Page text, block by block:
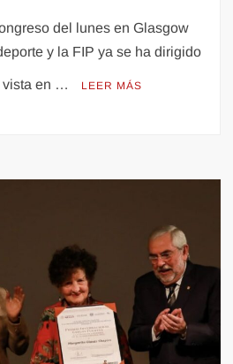
del lunes en Glasgow
y la FIP ya se ha dirigido
vista en … LEER MÁS